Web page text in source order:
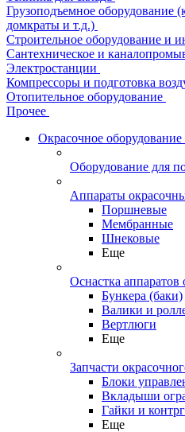
Грузоподъемное оборудование
домкраты и т.д.)
Строительное оборудование и
Сантехническое и
Электростанции
Компрессоры и подготовка
Отопительное оборудование
Прочее
Окрасочное оборудование
Оборудование для
Аппараты
Поршневые
Мембранные
Шнековые
Еще
Оснастка аппаратов
Бункера (баки)
Валики и
Вертлюги
Еще
Запчасти
Блоки
Вкладыши
Гайки и
Еще